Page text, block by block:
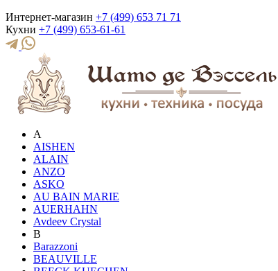
Интернет-магазин +7 (499) 653 71 71
Кухни +7 (499) 653-61-61
A
AISHEN
ALAIN
ANZO
ASKO
AU BAIN MARIE
AUERHAHN
Avdeev Crystal
B
Barazzoni
BEAUVILLE